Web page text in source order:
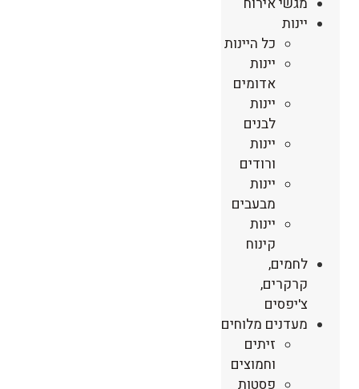
יינות
כל היינות
יינות
אדומים
יינות
לבנים
יינות
ורודים
יינות
מבעבים
יינות
קינוח
לחמים,
קרקרים,
צ'יפסים
מעדנים מלוחים
זיתים
וחמוצים
פסטות